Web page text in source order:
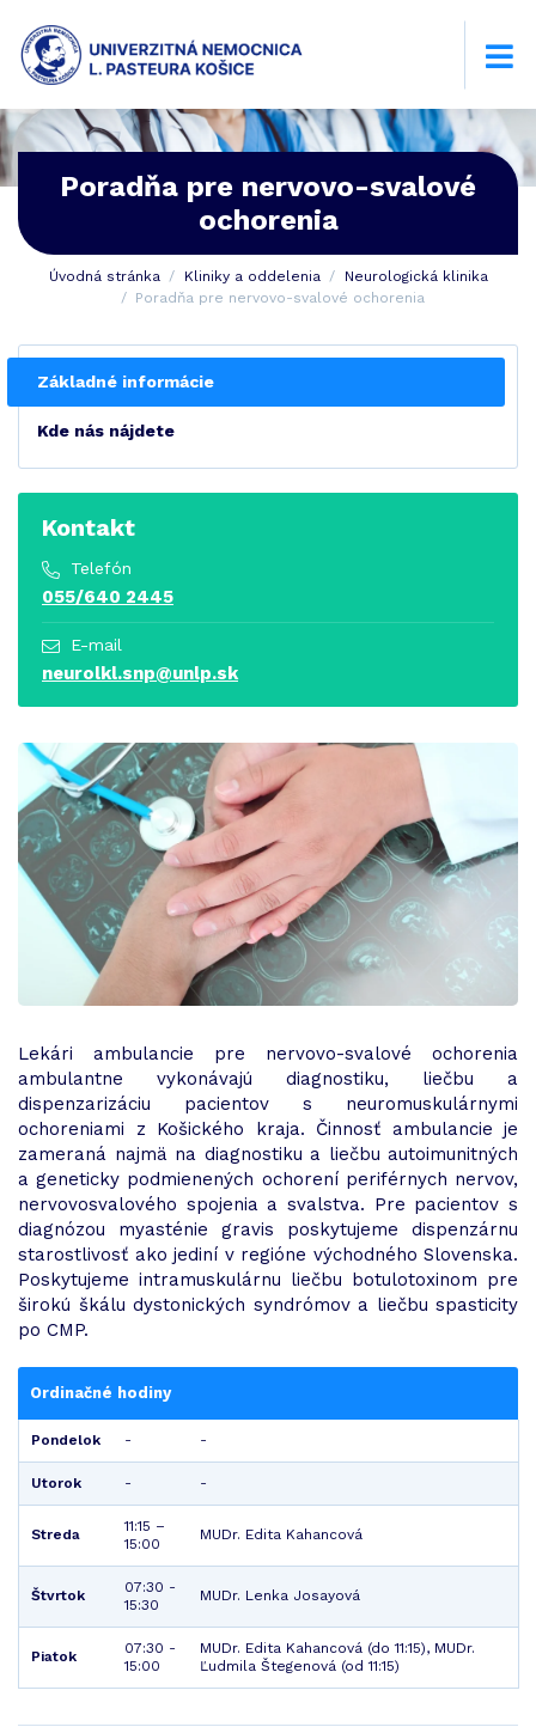
Poradňa pre nervovo-svalové
ochorenia
Úvodná stránka Kliniky a oddelenia
Neurologická klinika
Poradňa pre nervovo-svalové ochorenia
Lekári ambulancie pre nervovo-svalové ochorenia
ambulantne vykonávajú diagnostiku, liečbu a
dispenzarizáciu pacientov s neuromuskulárnymi
ochoreniami z Košického kraja. Činnosť ambulancie je
zameraná najmä na diagnostiku a liečbu autoimunitných
a geneticky podmienených ochorení periférnych nervov,
nervovosvalového spojenia a svalstva. Pre pacientov s
diagnózou myasténie gravis poskytujeme dispenzárnu
starostlivosť ako jediní v regióne východného Slovenska.
Poskytujeme intramuskulárnu liečbu botulotoxinom pre
širokú škálu dystonických syndrómov a liečbu spasticity
po CMP.
Ordinačné hodiny
Pondelok - -
Utorok - -
Streda
11:15 –
15:00
MUDr. Edita Kahancová
Štvrtok
07:30 -
15:30
MUDr. Lenka Josayová
Piatok
07:30 -
15:00
MUDr. Edita Kahancová (do 11:15), MUDr.
Ľudmila Štegenová (od 11:15)
Základné informácie
Kde nás nájdete
Kontakt
Telefón
055/640 2445
E-mail
neurolkl.snp@unlp.sk